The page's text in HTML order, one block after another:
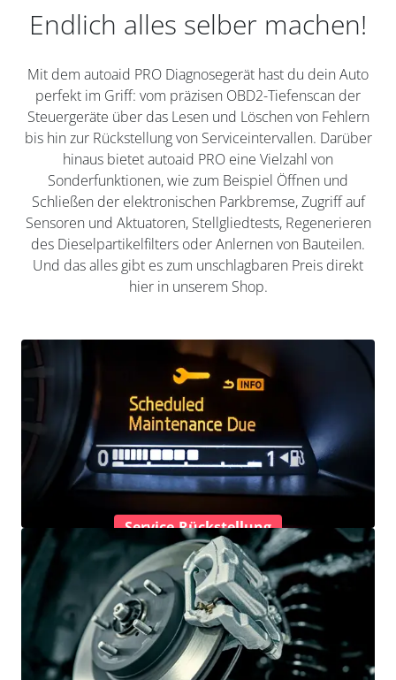
Endlich alles selber machen!
Mit dem autoaid PRO Diagnosegerät hast du dein Auto
perfekt im Griff: vom präzisen OBD2-Tiefenscan der
Steuergeräte über das Lesen und Löschen von Fehlern
bis hin zur Rückstellung von Serviceintervallen. Darüber
hinaus bietet autoaid PRO eine Vielzahl von
Sonderfunktionen, wie zum Beispiel Öffnen und
Schließen der elektronischen Parkbremse, Zugriff auf
Sensoren und Aktuatoren, Stellgliedtests, Regenerieren
des Dieselpartikelfilters oder Anlernen von Bauteilen.
Und das alles gibt es zum unschlagbaren Preis direkt
hier in unserem Shop.
Service-Rückstellung